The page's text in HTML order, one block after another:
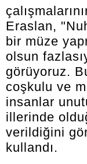
Eraslan,
bir müze
olsun
görüyoruz.
coşkulu ve
insanlar
illerinde
verildiğini
kullandı.